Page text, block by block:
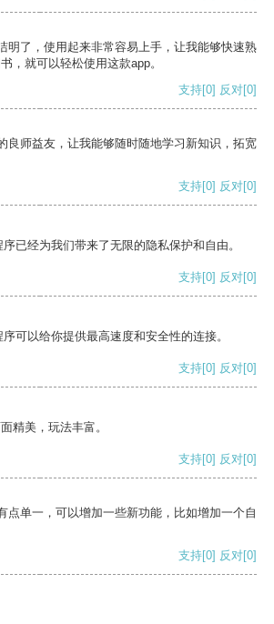
明了，使用起来非常容易上手，让我能够快速熟
，就可以轻松使用这款app。
支持[0] 反对[0]
良师益友，让我能够随时随地学习新知识，拓宽
支持[0] 反对[0]
已经为我们带来了无限的隐私保护和自由。
支持[0] 反对[0]
可以给你提供最高速度和安全性的连接。
支持[0] 反对[0]
精美，玩法丰富。
支持[0] 反对[0]
点单一，可以增加一些新功能，比如增加一个自
支持[0] 反对[0]